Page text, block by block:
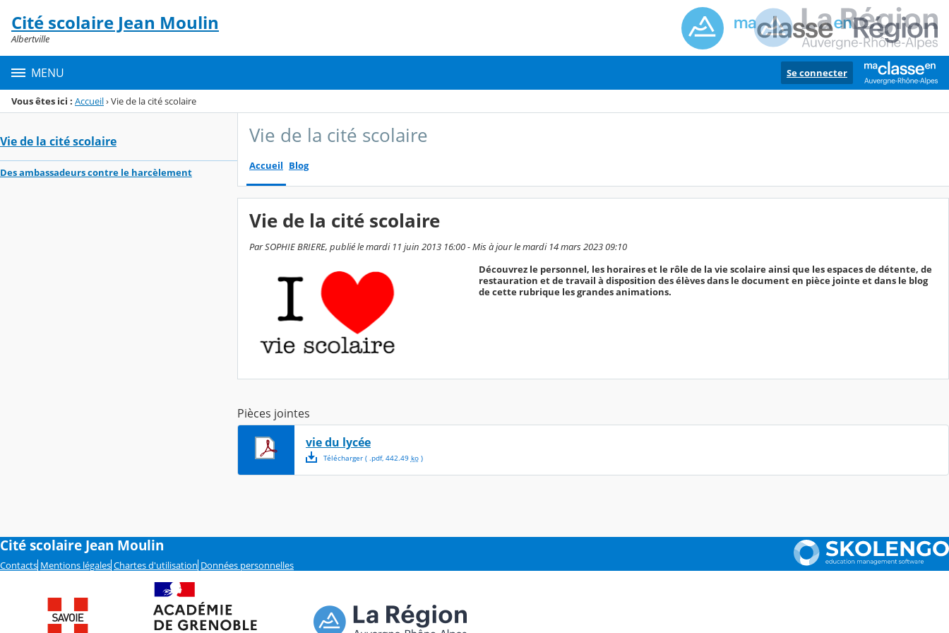
Menu de la rubrique
Contenu
Cité scolaire Jean Moulin
Albertville
MENU Se connecter
Vous êtes ici : Accueil›Vie de la cité scolaire
Vie de la cité scolaire
Des ambassadeurs contre le harcèlement
Vie de la cité scolaire
Accueil Blog
Vie de la cité scolaire
Par SOPHIE BRIERE, publié le mardi 11 juin 2013 16:00 - Mis à jour le mardi 14 mars 2023 09:10
Découvrez le personnel, les horaires et le rôle de la vie scolaire ainsi que les espaces de détente, de
restauration et de travail à disposition des élèves dans le document en pièce jointe et dans le blog
de cette rubrique les grandes animations.
Pièces jointes
vie du lycée
Télécharger( .pdf, 442.49 ko)
Cité scolaire Jean Moulin
Contacts Mentions légales Chartes d'utilisation Données personnelles